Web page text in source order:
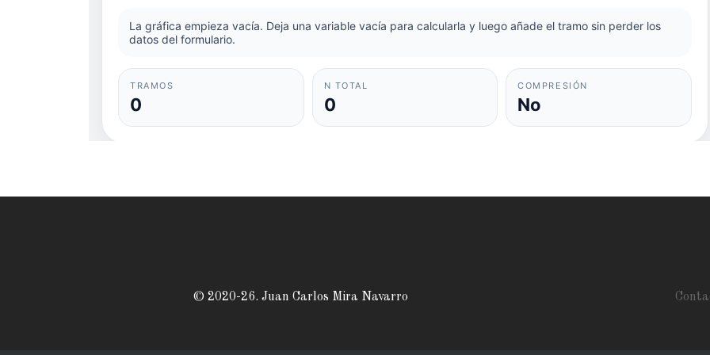
© 2020-26. Juan Carlos Mira Navarro